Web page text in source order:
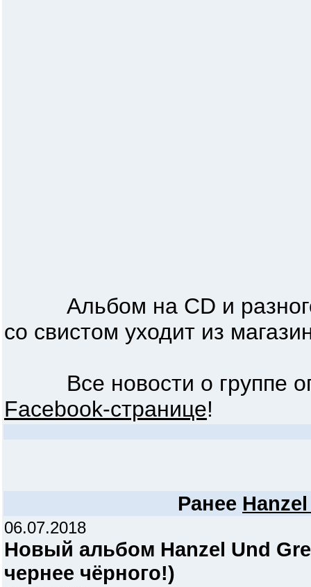
Альбом на CD и
со свистом уходит из
Все новости о группе
Facebook-странице!
Ранее
06.07.2018
Новый альбом Hanzel Und
чернее чёрного!)